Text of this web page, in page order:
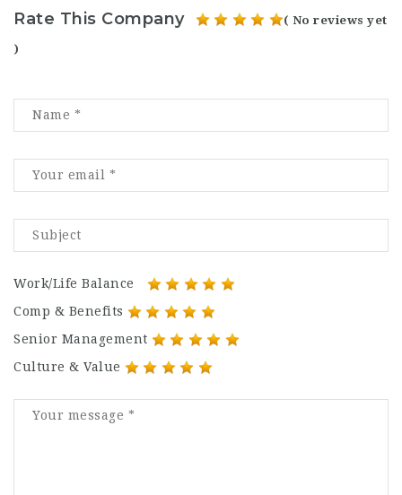
Rate This Company ( No reviews yet
)
Work/Life Balance
Comp & Benefits
Senior Management
Culture & Value